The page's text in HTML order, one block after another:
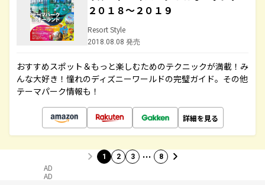
２０１８～２０１９
Resort Style
2018.08.08 発売
おすすめスポット＆もっと楽しむためのテクニックが満載！み
んな大好き！憧れのディズニーワールドの完璧ガイド。その他
テーマパーク情報も！
詳細を見る
1 2 3 … 8
AD
AD